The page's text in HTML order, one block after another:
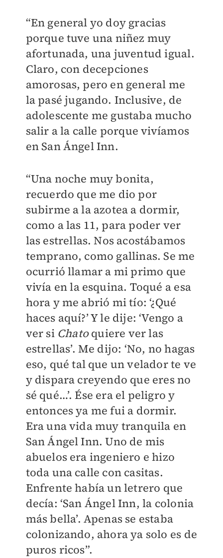
“En general yo doy gracias
porque tuve una niñez muy
afortunada, una juventud igual.
Claro, con decepciones
amorosas, pero en general me
la pasé jugando. Inclusive, de
adolescente me gustaba mucho
salir a la calle porque vivíamos
en San Ángel Inn.
“Una noche muy bonita,
recuerdo que me dio por
subirme a la azotea a dormir,
como a las 11, para poder ver
las estrellas. Nos acostábamos
temprano, como gallinas. Se me
ocurrió llamar a mi primo que
vivía en la esquina. Toqué a esa
hora y me abrió mi tío: ‘¿Qué
haces aquí?’ Y le dije: ‘Vengo a
ver si Chatoquiere ver las
estrellas’. Me dijo: ‘No, no hagas
eso, qué tal que un velador te ve
y dispara creyendo que eres no
sé qué…’. Ése era el peligro y
entonces ya me fui a dormir.
Era una vida muy tranquila en
San Ángel Inn. Uno de mis
abuelos era ingeniero e hizo
toda una calle con casitas.
Enfrente había un letrero que
decía: ‘San Ángel Inn, la colonia
más bella’. Apenas se estaba
colonizando, ahora ya solo es de
puros ricos”.